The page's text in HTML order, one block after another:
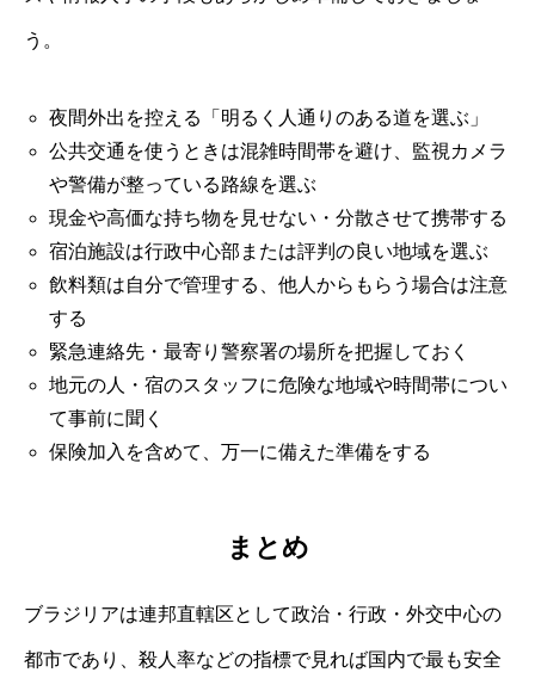
う。
夜間外出を控える「明るく人通りのある道を選ぶ」
公共交通を使うときは混雑時間帯を避け、監視カメラ
や警備が整っている路線を選ぶ
現金や高価な持ち物を見せない・分散させて携帯する
宿泊施設は行政中心部または評判の良い地域を選ぶ
飲料類は自分で管理する、他人からもらう場合は注意
する
緊急連絡先・最寄り警察署の場所を把握しておく
地元の人・宿のスタッフに危険な地域や時間帯につい
て事前に聞く
保険加入を含めて、万一に備えた準備をする
まとめ
ブラジリアは連邦直轄区として政治・行政・外交中心の
都市であり、殺人率などの指標で見れば国内で最も安全